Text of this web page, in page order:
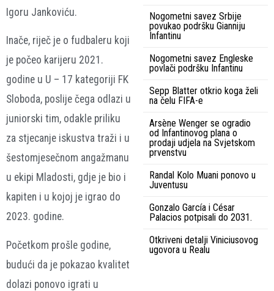
Igoru Jankoviću.
Inače, riječ je o fudbaleru koji
je počeo karijeru 2021.
godine u U – 17 kategoriji FK
Sloboda, poslije čega odlazi u
juniorski tim, odakle priliku
za stjecanje iskustva traži i u
šestomjesečnom angažmanu
u ekipi Mladosti, gdje je bio i
kapiten i u kojoj je igrao do
2023. godine.
Početkom prošle godine,
budući da je pokazao kvalitet
dolazi ponovo igrati u
Nogometni savez Srbije
povukao podršku Gianniju
Infantinu
Nogometni savez Engleske
povlači podršku Infantinu
Sepp Blatter otkrio koga želi
na čelu FIFA-e
Arsène Wenger se ogradio
od Infantinovog plana o
prodaji udjela na Svjetskom
prvenstvu
Randal Kolo Muani ponovo u
Juventusu
Gonzalo García i César
Palacios potpisali do 2031.
Otkriveni detalji Viniciusovog
ugovora u Realu